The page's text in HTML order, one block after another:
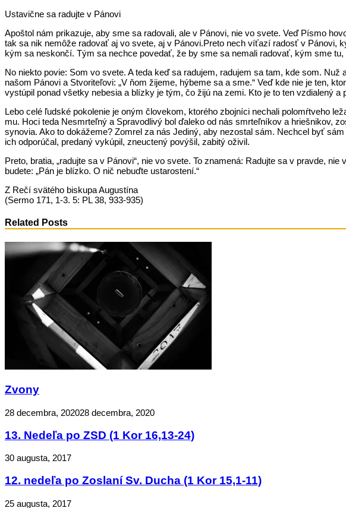
Ustavične sa radujte v Pánovi
Apoštol nám prikazuje, aby sme sa radovali, ale v Pánovi, nie vo svete. Veď Písmo
tak sa nik nemôže radovať aj vo svete, aj v Pánovi.Preto nech víťazí radosť v
kým sa neskončí. Tým sa nechce povedať, že by sme sa nemali radovať, kým sme
No niekto povie: Som vo svete. A teda keď sa radujem, radujem sa tam, kde som.
našom Pánovi a Stvoriteľovi: „V ňom žijeme, hýbeme sa a sme.“ Veď kde nie je ten,
vystúpil ponad všetky nebesia a blízky je tým, čo žijú na zemi. Kto je to ten vzdialený
Lebo celé ľudské pokolenie je oným človekom, ktorého zbojníci nechali polomŕtveho
mu. Hoci teda Nesmrteľný a Spravodlivý bol ďaleko od nás smrteľníkov a hriešnikov,
synovia. Ako to dokážeme? Zomrel za nás Jediný, aby nezostal sám. Nechcel byť
ich odporúčal, predaný vykúpil, zneuctený povýšil, zabitý oživil.
Preto, bratia, „radujte sa v Pánovi“, nie vo svete. To znamená: Radujte sa v pravde,
budete: „Pán je blízko. O nič nebuďte ustarostení.“
Z Rečí svätého biskupa Augustína
(Sermo 171, 1-3. 5: PL 38, 933-935)
Related Posts
Zvony
28 decembra, 202028 decembra, 2020
13. Nedeľa po ZSD (1 Kor 16,13-24)
30 augusta, 2017
12. nedeľa po Zoslaní Sv. Ducha (1 Kor 15,1-11)
25 augusta, 2017